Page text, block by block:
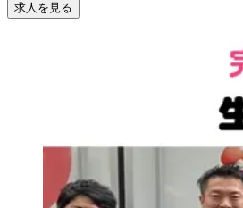
求人を見る